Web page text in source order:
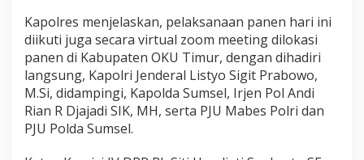
u
b
k
l
i
n
Kapolres menjelaskan, pelaksanaan panen hari ini
diikuti juga secara virtual zoom meeting dilokasi
panen di Kabupaten OKU Timur, dengan dihadiri
langsung, Kapolri Jenderal Listyo Sigit Prabowo,
M.Si, didampingi, Kapolda Sumsel, Irjen Pol Andi
Rian R Djajadi SIK, MH, serta PJU Mabes Polri dan
PJU Polda Sumsel.